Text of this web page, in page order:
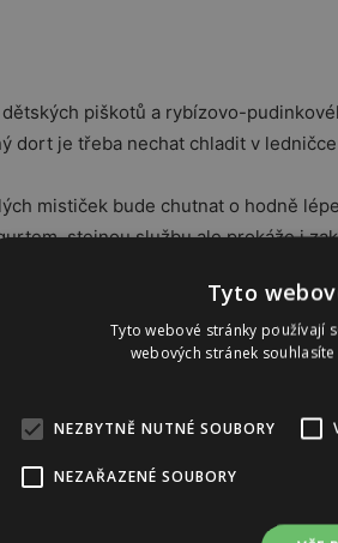
piškotů a rybízovo-
dort je třeba nechat chladit v
mističek bude chutnat o hodně
stejnou službu ale prokáže i
jsou borůvky, hroznové víno,
želírování najdete zde.
Tyto
Tyto webové stránky používají
webových stránek
NEZBYTNĚ NUTNÉ SOUBORY
NEZAŘAZENÉ SOUBORY